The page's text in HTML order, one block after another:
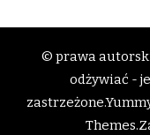
© prawa
odżywiać -
zastrzeżone.
Themes